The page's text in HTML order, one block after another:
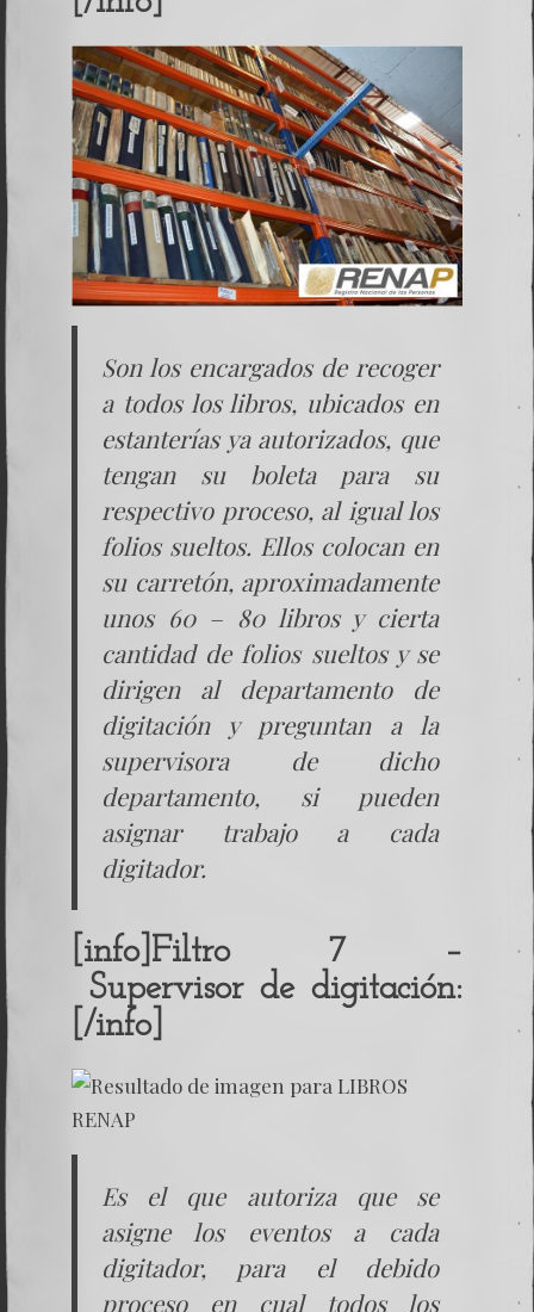
Son los encargados de recoger
a todos los libros, ubicados en
estanterías ya autorizados, que
tengan su boleta para su
respectivo proceso, al igual los
folios sueltos. Ellos colocan en
su carretón, aproximadamente
unos 60 – 80 libros y cierta
cantidad de folios sueltos y se
dirigen al departamento de
digitación y preguntan a la
supervisora de dicho
departamento, si pueden
asignar trabajo a cada
digitador.
[info]Filtro 7 –
Supervisor de digitación:
[/info]
Es el que autoriza que se
asigne los eventos a cada
digitador, para el debido
proceso en cual todos los